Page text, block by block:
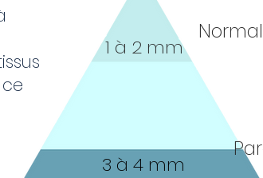
1 à 2 mm
3 à 4 mm